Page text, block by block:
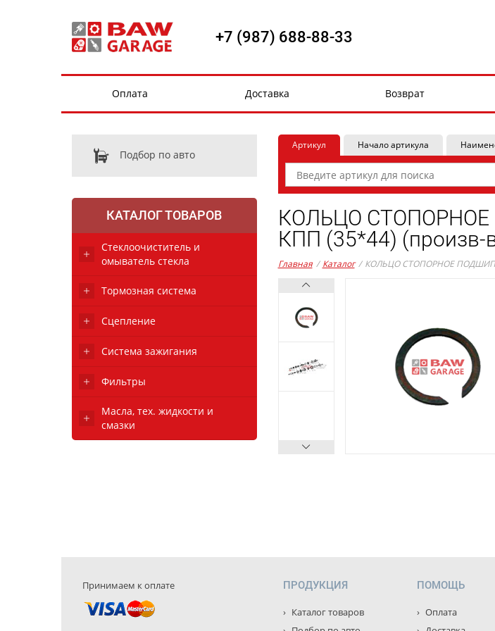
+7 (987) 688-88-33
Оплата Доставка Возврат
Подбор по авто
КАТАЛОГ ТОВАРОВ
Стеклоочиститель и
омыватель стекла
Тормозная система
Сцепление
Система зажигания
Фильтры
Масла, тех. жидкости и
смазки
Артикул Начало артикула
КОЛЬЦО СТОПОРНОЕ
КПП (35*44) (произв-
Главная / Каталог / КОЛЬЦО СТОПОРНОЕ
Принимаем к оплате ПРОДУКЦИЯ
Каталог товаров
ПОМОЩЬ
Оплата